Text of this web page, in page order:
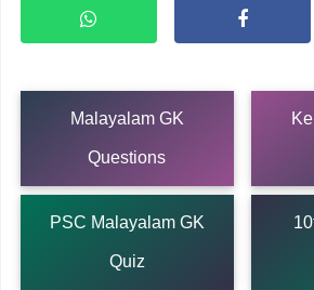
Malayalam GK
Questions
PSC Malayalam GK
Quiz